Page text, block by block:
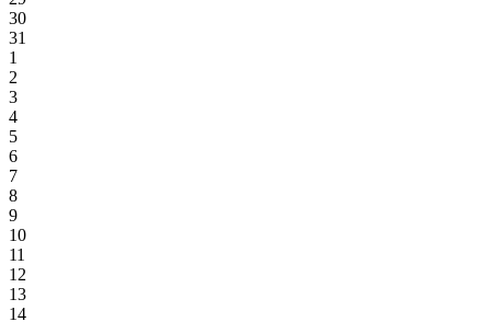
30
31
1
2
3
4
5
6
7
8
9
10
11
12
13
14